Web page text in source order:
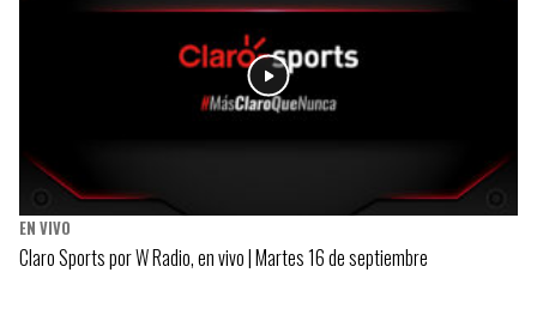
EN VIVO
Claro Sports por W Radio, en vivo | Martes 16 de septiembre